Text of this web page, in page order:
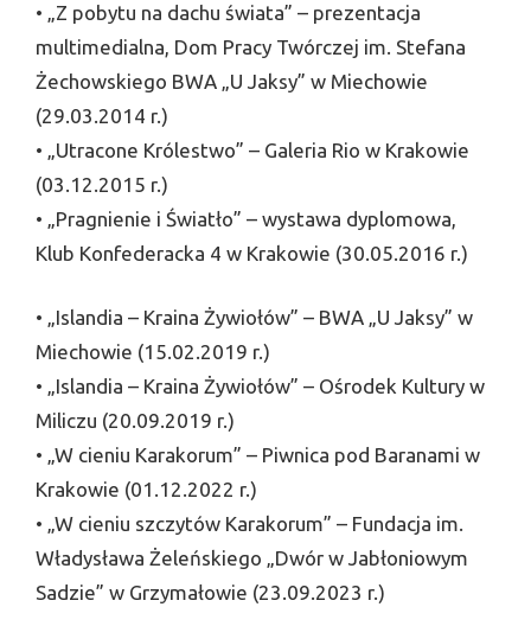
• „Z pobytu na dachu świata” – prezentacja
multimedialna, Dom Pracy Twórczej im. Stefana
Żechowskiego BWA „U Jaksy” w Miechowie
(29.03.2014 r.)
• „Utracone Królestwo” – Galeria Rio w Krakowie
(03.12.2015 r.)
• „Pragnienie i Światło” – wystawa dyplomowa,
Klub Konfederacka 4 w Krakowie (30.05.2016 r.)
• „Islandia – Kraina Żywiołów” – BWA „U Jaksy” w
Miechowie (15.02.2019 r.)
• „Islandia – Kraina Żywiołów” – Ośrodek Kultury w
Miliczu (20.09.2019 r.)
• „W cieniu Karakorum” – Piwnica pod Baranami w
Krakowie (01.12.2022 r.)
• „W cieniu szczytów Karakorum” – Fundacja im.
Władysława Żeleńskiego „Dwór w Jabłoniowym
Sadzie” w Grzymałowie (23.09.2023 r.)